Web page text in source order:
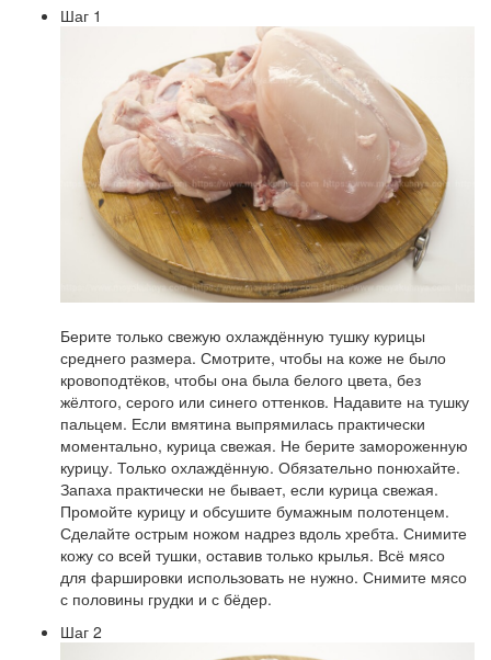
Шаг 1
Берите только свежую охлаждённую тушку курицы
среднего размера. Смотрите, чтобы на коже не было
кровоподтёков, чтобы она была белого цвета, без
жёлтого, серого или синего оттенков. Надавите на тушку
пальцем. Если вмятина выпрямилась практически
моментально, курица свежая. Не берите замороженную
курицу. Только охлаждённую. Обязательно понюхайте.
Запаха практически не бывает, если курица свежая.
Промойте курицу и обсушите бумажным полотенцем.
Сделайте острым ножом надрез вдоль хребта. Снимите
кожу со всей тушки, оставив только крылья. Всё мясо
для фаршировки использовать не нужно. Снимите мясо
с половины грудки и с бёдер.
Шаг 2